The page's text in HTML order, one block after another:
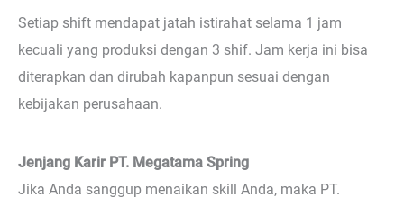
Setiap shift mendapat jatah istirahat selama 1 jam
kecuali yang produksi dengan 3 shif. Jam kerja ini bisa
diterapkan dan dirubah kapanpun sesuai dengan
kebijakan perusahaan.
Jenjang Karir PT. Megatama Spring
Jika Anda sanggup menaikan skill Anda, maka PT.